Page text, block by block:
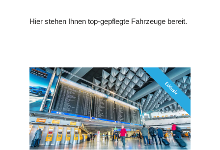
Hier stehen Ihnen top-gepflegte Fahrzeuge bereit.